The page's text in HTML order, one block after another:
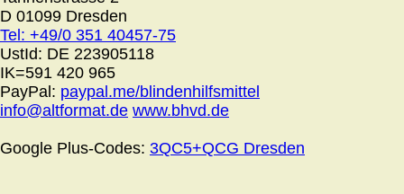
D 01099 Dresden
Tel: +49/0 351 40457-75
UstId: DE 223905118
IK=591 420 965
PayPal: paypal.me/blindenhilfsmittel
info@altformat.de www.bhvd.de
Google Plus-Codes: 3QC5+QCG Dresden